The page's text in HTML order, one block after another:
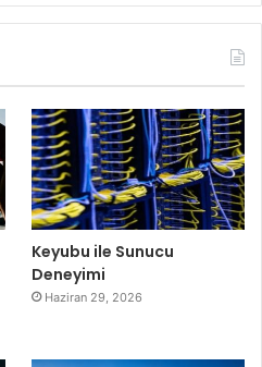
Keyubu ile Sunucu
Deneyimi
Haziran 29, 2026